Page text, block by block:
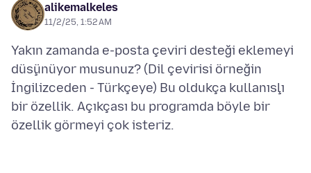
alikemalkeles
11/2/25, 1:52 AM
Yakın zamanda e-posta çeviri desteği eklemeyi
düşünüyor musunuz? (Dil çevirisi örneğin
İngilizceden - Türkçeye) Bu oldukça kullanışlı
bir özellik. Açıkçası bu programda böyle bir